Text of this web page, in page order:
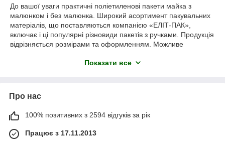
До вашої уваги практичні поліетиленові пакети майка з
малюнком і без малюнка. Широкий асортимент пакувальних
матеріалів, що поставляються компанією «ЕЛІТ-ПАК»,
включає і ці популярні різновиди пакетів з ручками. Продукція
відрізняється розмірами та оформленням. Можливе
різновидів поліетиленового пакета майка:
• з малюнком та без малюнка;
Показати все
Про нас
100% позитивних з 2594 відгуків за рік
Працює з 17.11.2013